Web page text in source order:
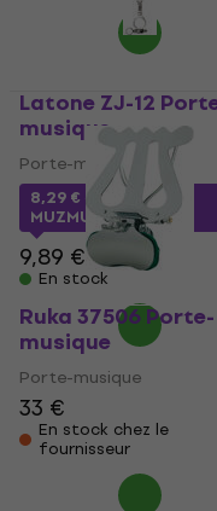
Latone ZJ-12
musique
Porte-musique
8,29 € avec le code
MUZMUZ-15
9,89 €
En stock
Ruka 37506 Porte-
musique
Porte-musique
33 €
En stock chez le
fournisseur